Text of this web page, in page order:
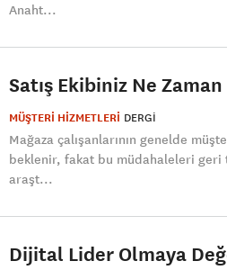
Anaht...
Satış Ekibiniz Ne
MÜŞTERİ HİZMETLERİ DERGI
Mağaza çalışanlarının genelde
beklenir, fakat bu müdahaleleri geri
araşt...
Dijital Lider Olmaya